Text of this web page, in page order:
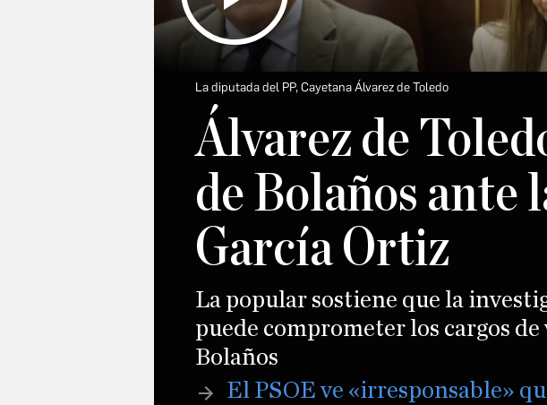
La diputada del PP, Cayetana Álvarez de Toledo
Álvarez de
de Bolaños ante
García Ortiz
La popular sostiene que la
puede comprometer los cargos
Bolaños
El PSOE ve «irresponsable»